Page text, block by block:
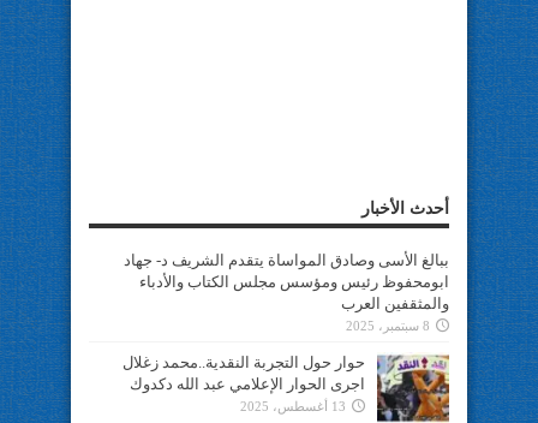
أحدث الأخبار
ببالغ الأسى وصادق المواساة يتقدم الشريف د- جهاد
ابومحفوظ رئيس ومؤسس مجلس الكتاب والأدباء
والمثقفين العرب
8 سبتمبر، 2025
حوار حول التجربة النقدية..محمد زغلال
اجرى الحوار الإعلامي عبد الله دكدوك
13 أغسطس، 2025